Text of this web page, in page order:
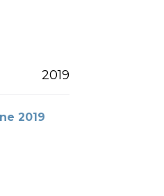
2019
2019